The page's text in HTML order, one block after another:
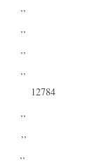
,,
,,
,,
,,
,,
,,
,,